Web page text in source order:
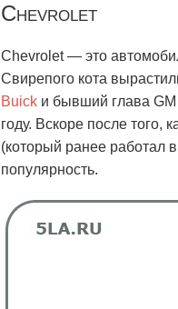
Chevrolet
Chevrolet — это
Свирепого кота
Buick и бывший глава
году. Вскоре после того,
(который ранее работал
популярность.